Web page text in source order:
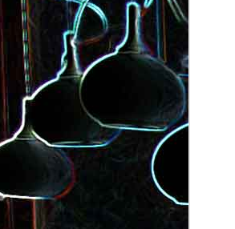
Salade de lentilles au céleri
branche et à la carotte